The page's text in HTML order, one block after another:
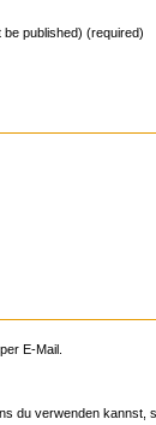
be published) (required)
E-Mail.
du verwenden kannst,